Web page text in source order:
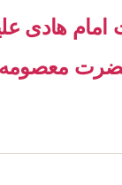
امام هادی
معصومه